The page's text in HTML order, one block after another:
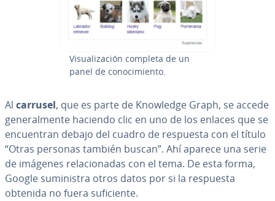
Vi­sua­li­za­ción completa de un
panel de co­no­ci­mie­n­to.
Al carrusel, que es parte de Knowledge Graph, se accede
ge­ne­ra­l­me­n­te haciendo clic en uno de los enlaces que se
en­cue­n­tran debajo del cuadro de respuesta con el título
“Otras personas también buscan”. Ahí aparece una serie
de imágenes re­la­cio­na­das con el tema. De esta forma,
Google su­mi­ni­s­tra otros datos por si la respuesta
obtenida no fuera su­fi­cie­n­te.